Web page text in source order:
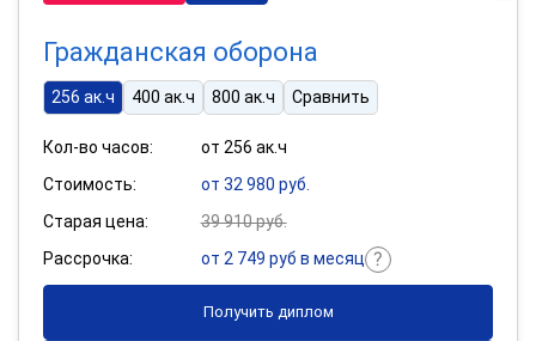
Гражданская оборона
256 ак.ч 400 ак.ч 800 ак.ч Сравнить
Кол-во часов:
от 256 ак.ч
Стоимость:
от 32 980 руб.
Старая цена:
39 910 руб.
Рассрочка:
от 2 749 руб в месяц
Получить диплом